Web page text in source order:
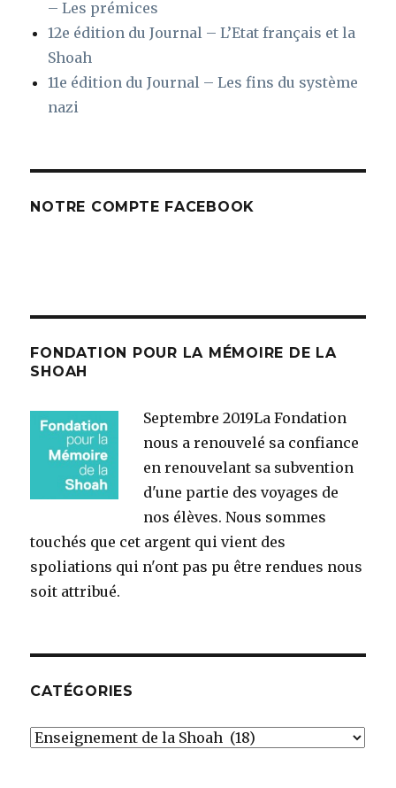
– Les prémices
12e édition du Journal – L’Etat français et la
Shoah
11e édition du Journal – Les fins du système
nazi
NOTRE COMPTE FACEBOOK
FONDATION POUR LA MÉMOIRE DE LA
SHOAH
Septembre 2019La Fondation
nous a renouvelé sa confiance
en renouvelant sa subvention
d'une partie des voyages de
nos élèves. Nous sommes
touchés que cet argent qui vient des
spoliations qui n'ont pas pu être rendues nous
soit attribué.
CATÉGORIES
Catégories